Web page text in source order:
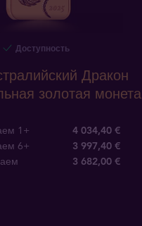
Доступность
Дракон
золотая монета
1+
4 034,40 €
6+
3 997,40 €
3 682,00 €